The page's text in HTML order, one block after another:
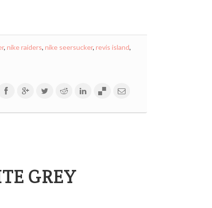
, nike raiders, nike seersucker, revis island,
GREY